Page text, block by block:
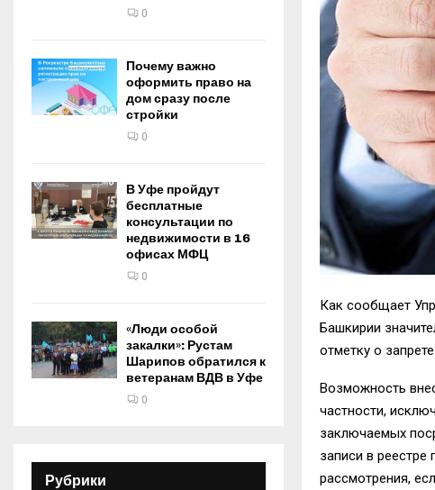
Как сообщает
Башкирии
отметку о
Возможность
частности,
заключаемых
записи в реестре
рассмотрения,
0
Почему важно
оформить право на
дом сразу после
стройки
0
В Уфе пройдут
бесплатные
консультации по
недвижимости в 16
офисах МФЦ
0
«Люди особой
закалки»: Рустам
Шарипов обратился к
ветеранам ВДВ в Уфе
0
Рубрики